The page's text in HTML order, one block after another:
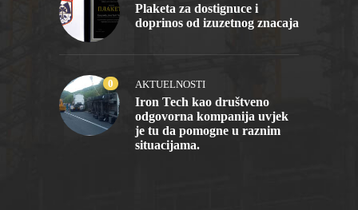
Plaketa za dostignuce i
doprinos od izuzetnog znacaja
0 AKTUELNOSTI
Iron Tech kao društveno
odgovorna kompanija uvjek
je tu da pomogne u raznim
situacijama.